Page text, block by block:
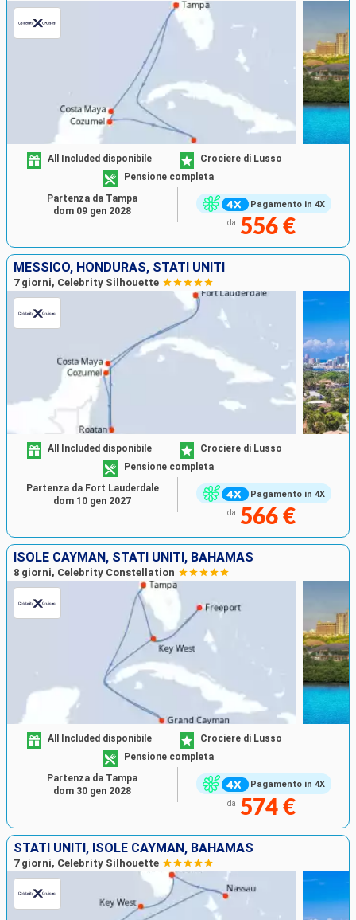
Pagamento in 4X
All Included disponibile
Crociere di Lusso
Pensione completa
da 556 €
Partenza da Tampa
dom 09 gen 2028
MESSICO, HONDURAS, STATI UNITI
7 giorni, Celebrity Silhouette
Pagamento in 4X
All Included disponibile
Crociere di Lusso
Pensione completa
da 566 €
Partenza da Fort Lauderdale
dom 10 gen 2027
ISOLE CAYMAN, STATI UNITI, BAHAMAS
8 giorni, Celebrity Constellation
Pagamento in 4X
All Included disponibile
Crociere di Lusso
Pensione completa
da 574 €
Partenza da Tampa
dom 30 gen 2028
STATI UNITI, ISOLE CAYMAN, BAHAMAS
7 giorni, Celebrity Silhouette